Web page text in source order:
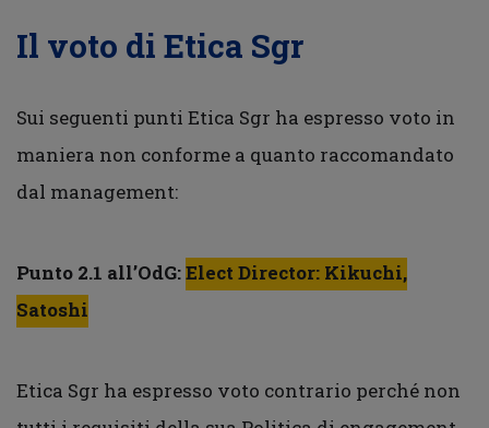
Il voto di Etica Sgr
Sui seguenti punti Etica Sgr ha espresso voto in
maniera non conforme a quanto raccomandato
dal management:
Punto 2.1 all’OdG:Elect Director: Kikuchi,
Satoshi
Etica Sgr ha espresso voto contrario perché non